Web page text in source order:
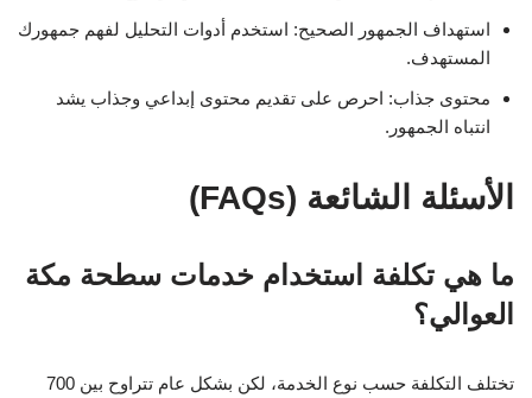
استهداف الجمهور الصحيح: استخدم أدوات التحليل لفهم جمهورك
المستهدف.
محتوى جذاب: احرص على تقديم محتوى إبداعي وجذاب يشد
انتباه الجمهور.
الأسئلة الشائعة (FAQs)
ما هي تكلفة استخدام خدمات سطحة مكة
العوالي؟
تختلف التكلفة حسب نوع الخدمة، لكن بشكل عام تتراوح بين 700